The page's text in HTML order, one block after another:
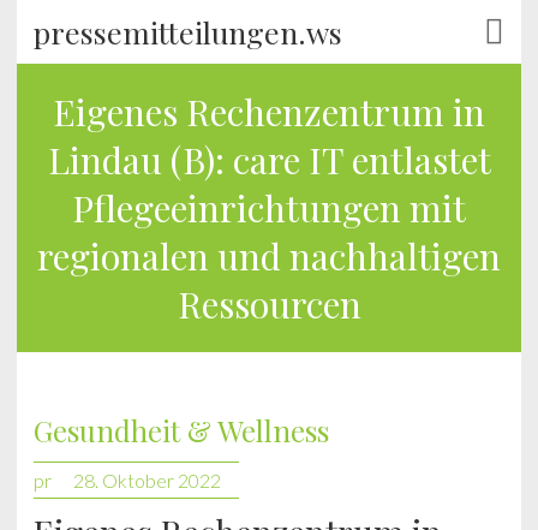
pressemitteilungen.ws
Eigenes Rechenzentrum in
Lindau (B): care IT entlastet
Pflegeeinrichtungen mit
regionalen und nachhaltigen
Ressourcen
Gesundheit & Wellness
pr 28. Oktober 2022